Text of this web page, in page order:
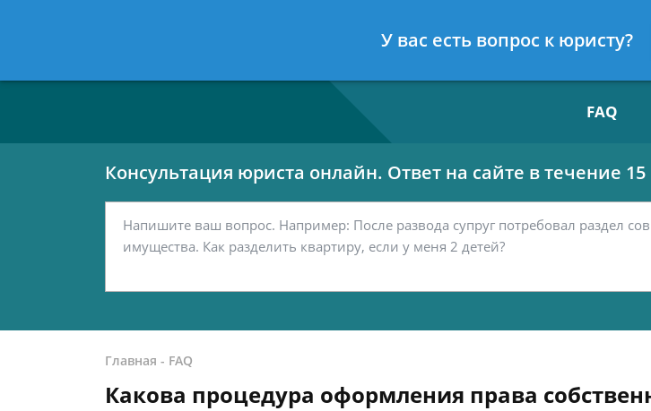
7 812 467-42-15
FAQ
Консультация юриста онлайн. Ответ на сайте в течение
Главная - FAQ
Какова процедура оформления права
У вас есть вопрос к юристу?